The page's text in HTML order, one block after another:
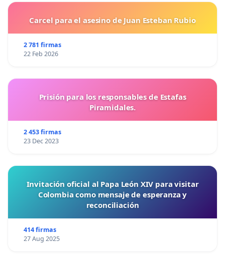
Carcel para el asesino de Juan Esteban Rubio
2 781 firmas
22 Feb 2026
Prisión para los responsables de Estafas
Piramidales.
2 453 firmas
23 Dec 2023
Invitación oficial al Papa León XIV para visitar
Colombia como mensaje de esperanza y
reconciliación
414 firmas
27 Aug 2025